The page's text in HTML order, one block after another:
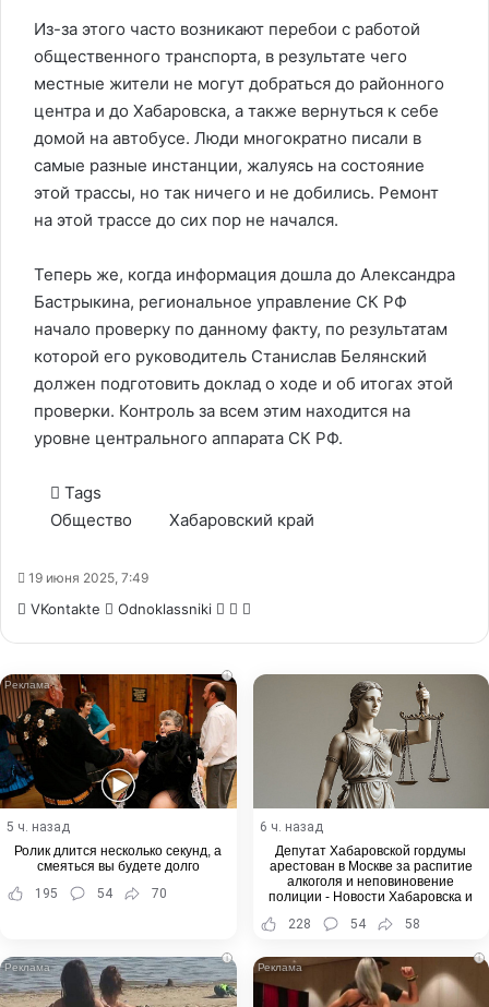
Из-за этого часто возникают перебои с работой
общественного транспорта, в результате чего
местные жители не могут добраться до районного
центра и до Хабаровска, а также вернуться к себе
домой на автобусе. Люди многократно писали в
самые разные инстанции, жалуясь на состояние
этой трассы, но так ничего и не добились. Ремонт
на этой трассе до сих пор не начался.
Теперь же, когда информация дошла до Александра
Бастрыкина, региональное управление СК РФ
начало проверку по данному факту, по результатам
которой его руководитель Станислав Белянский
должен подготовить доклад о ходе и об итогах этой
проверки. Контроль за всем этим находится на
уровне центрального аппарата СК РФ.
Tags
Общество
Хабаровский край
19 июня 2025, 7:49
VKontakte Odnoklassniki WhatsApp
Telegram
i
5 ч. назад
Ролик длится несколько секунд, а
смеяться вы будете долго
195
54 70
6 ч. назад
Депутат Хабаровской гордумы
арестован в Москве за распитие
алкоголя и неповиновение
полиции - Новости Хабаровска и
228 54 58
i i